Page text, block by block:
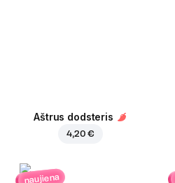
Aštrus dodsteris
4,20 €
naujiena